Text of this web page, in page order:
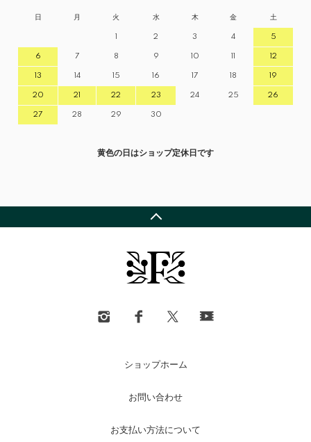
日 月 火 水 木 金 土
1 2 3 4 5
6 7 8 9 10 11 12
13 14 15 16 17 18 19
20 21 22 23 24 25 26
27 28 29 30
黄色の日はショップ定休日です
ショップホーム
お問い合わせ
お支払い方法について